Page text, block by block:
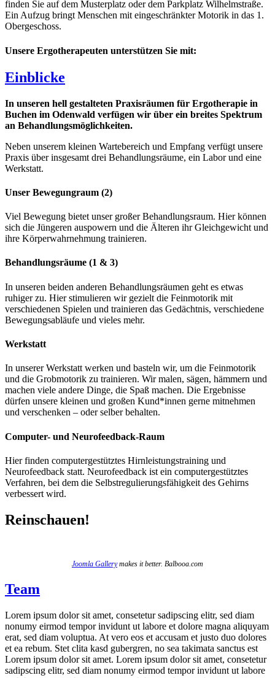
finden Sie auf dem Musterplatz oder dem Parkplatz Wilhelmstraße.
Ein Aufzug bringt Menschen mit eingeschränkter Motorik in das 1.
Obergeschoss.
Unsere Ergotherapeuten unterstützen Sie mit:
Einblicke
In unseren hell gestalteten Praxisräumen für Ergotherapie in
Buchen im Odenwald verfügen wir über ein breites Spektrum
an Behandlungsmöglichkeiten.
Neben unserem kleinen Wartebereich und Empfang verfügt unsere
Praxis über insgesamt drei Behandlungsräume, ein Labor und eine
Werkstatt.
Unser Bewegungraum (2)
Viel Bewegung bietet unser großer Behandlungsraum. Hier können
sich die Jüngeren auspowern und die Älteren ihr Gleichgewicht und
ihre Körperwahrnehmung trainieren.
Behandlungsräume (1 & 3)
In unseren beiden anderen Behandlungsräumen geht es etwas
ruhiger zu. Hier stimulieren wir gezielt die Feinmotorik mit
verschiedenen Spielen und trainieren das Gedächtnis, verschiedene
Bewegungsabläufe und vieles mehr.
Werkstatt
In unserer Werkstatt werken und basteln wir, um die Feinmotorik
und die Grobmotorik zu trainieren. Wir malen, sägen, hämmern und
machen viele andere Dinge, die Spaß machen. Die Ergebnisse
dürfen unsere kleinen und großen Kund*innen gerne mitnehmen
und verschenken – oder selber behalten.
Computer- und Neurofeedback-Raum
Hier finden computergestütztes Hirnleistungstraining und
Neurofeedback statt. Neurofeedback ist ein computergestütztes
Verfahren, bei dem die Selbstregulierungsfähigkeit des Gehirns
verbessert wird.
Reinschauen!
Joomla Gallerymakes it better. Balbooa.com
Team
Lorem ipsum dolor sit amet, consetetur sadipscing elitr, sed diam
nonumy eirmod tempor invidunt ut labore et dolore magna aliquyam
erat, sed diam voluptua. At vero eos et accusam et justo duo dolores
et ea rebum. Stet clita kasd gubergren, no sea takimata sanctus est
Lorem ipsum dolor sit amet. Lorem ipsum dolor sit amet, consetetur
sadipscing elitr, sed diam nonumy eirmod tempor invidunt ut labore